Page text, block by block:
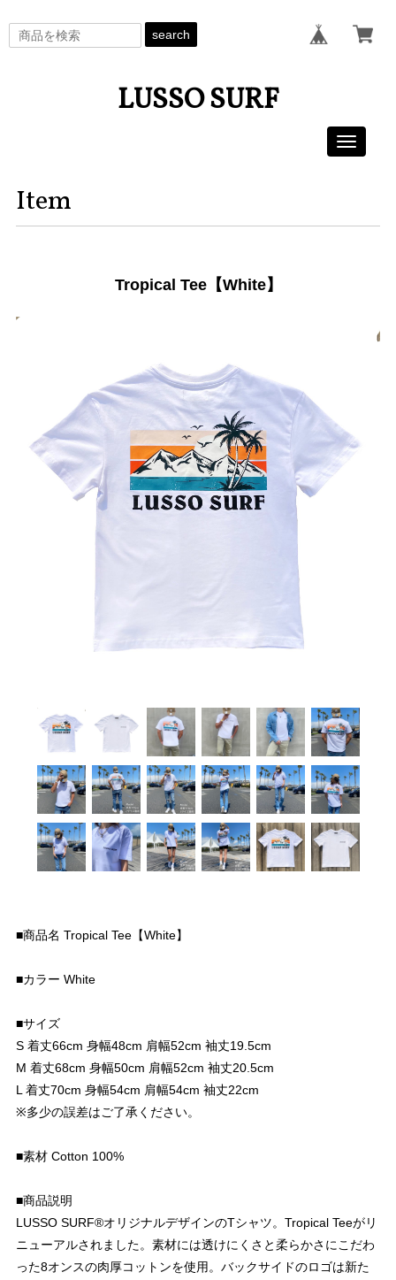
search
LUSSO SURF
Toggle
Item
Tropical Tee【White】
■商品名 Tropical Tee【White】
■カラー White
■サイズ
S 着丈66cm 身幅48cm 肩幅52cm 袖丈19.5cm
M 着丈68cm 身幅50cm 肩幅52cm 袖丈20.5cm
L 着丈70cm 身幅54cm 肩幅54cm 袖丈22cm
※多少の誤差はご了承ください。
■素材 Cotton 100%
■商品説明
LUSSO SURF®︎オリジナルデザインのTシャツ。Tropical Teeがリ
ニューアルされました。素材には透けにくさと柔らかさにこだわ
った8オンスの肉厚コットンを使用。バックサイドのロゴは新た